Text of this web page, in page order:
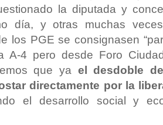
la diputada y
día, y otras muchas
los PGE se consignasen
A-4 pero desde Foro
que ya el desdoble
directamente por la
el desarrollo social y